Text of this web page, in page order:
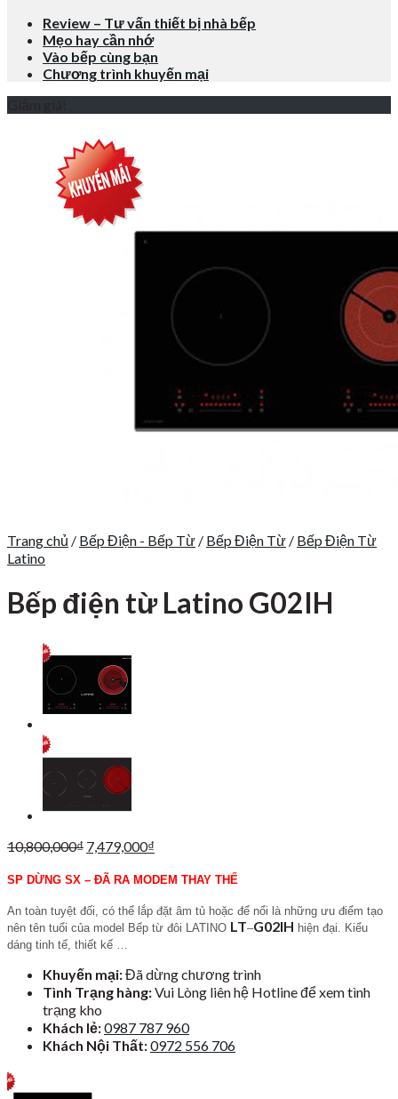
Review – Tư vấn thiết bị nhà bếp
Mẹo hay cần nhớ
Vào bếp cùng bạn
Chương trình khuyến mại
Trang chủ / Bếp Điện - Bếp Từ / Bếp Điện Từ / Bếp Điện Từ
Latino
Bếp điện từ Latino G02IH
10,800,000₫ Giá
là:
7,479,000₫
tại
7,479,000₫.
SP DỪNG SX – ĐÃ RA MODEM THAY THẾ
An toàn tuyệt đối, có thể lắp đặt âm tủ hoặc để nổi là những ưu điểm tạo
nên tên tuổi của model Bếp từ đôi LATINO LT–G02IH hiện đại. Kiểu
dáng tinh tế, thiết kế …
Khuyến mại:Đã dừng chương trình
Tình Trạng hàng:Vui Lòng liên hệ Hotline để xem tình
trạng kho
Khách lẻ:0987 787 960
Khách Nội Thất:0972 556 706